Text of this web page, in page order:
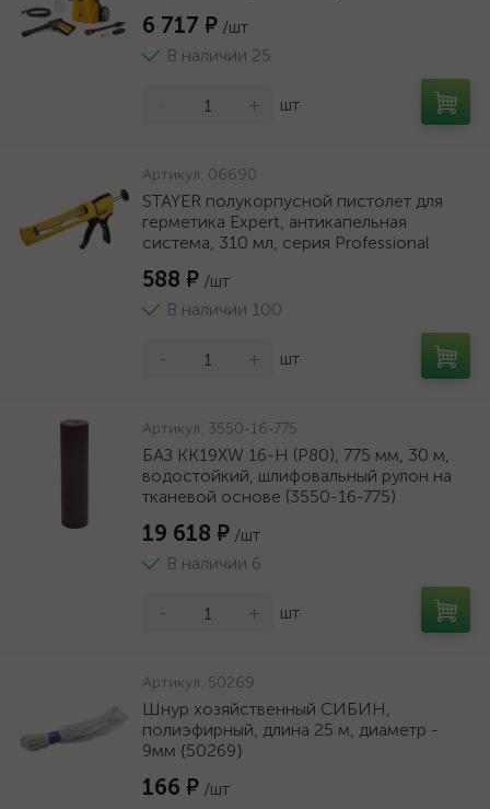
6 717 ₽ /шт
В наличии 25
+ шт
Артикул: 06690
STAYER полукорпусной пистолет для
герметика Expert, антикапельная
система, 310 мл, серия Professional
588 ₽ /шт
В наличии 100
- + шт
Артикул: 3550-16-775
БАЗ KK19XW 16-H (Р80), 775 мм, 30 м,
водостойкий, шлифовальный рулон на
тканевой основе (3550-16-775)
19 618 ₽ /шт
В наличии 6
- + шт
Артикул: 50269
Шнур хозяйственный СИБИН,
полиэфирный, длина 25 м, диаметр -
9мм {50269}
166 ₽ /шт